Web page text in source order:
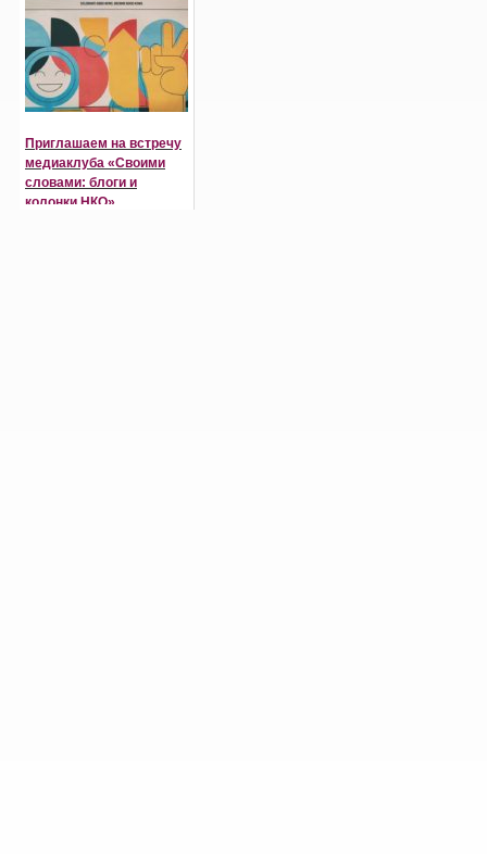
Приглашаем на встречу
медиаклуба «Своими
словами: блоги и
колонки НКО»